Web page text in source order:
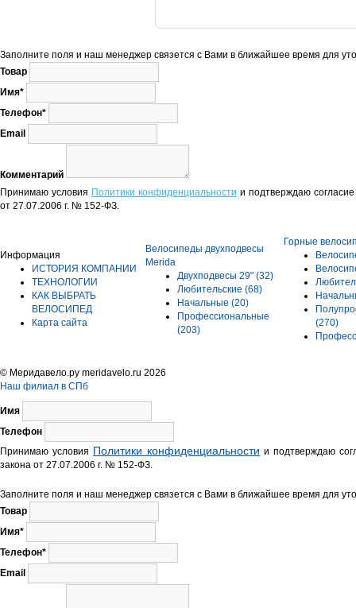
Заполните поля и наш менеджер связется с Вами в ближайшее время для
Товар
Имя*
Телефон*
Email
Комментарий
Принимаю условия Политики конфиденциальности и подтверждаю
от 27.07.2006 г. № 152-ФЗ.
Информация
ИСТОРИЯ КОМПАНИИ
ТЕХНОЛОГИИ
КАК ВЫБРАТЬ
ВЕЛОСИПЕД
Карта сайта
Велосипеды двухподвесы
Merida
Двухподвесы 29" (32)
Любительские (68)
Начальные (20)
Профессиональные
(203)
Горные
(270)
© Меридавело.ру meridavelo.ru 2026
Наш филиал в СПб
Имя
Телефон
Принимаю условия Политики конфиденциальности и подтверждаю
закона от 27.07.2006 г. № 152-ФЗ.
Заполните поля и наш менеджер связется с Вами в ближайшее время для
Товар
Имя*
Телефон*
Email